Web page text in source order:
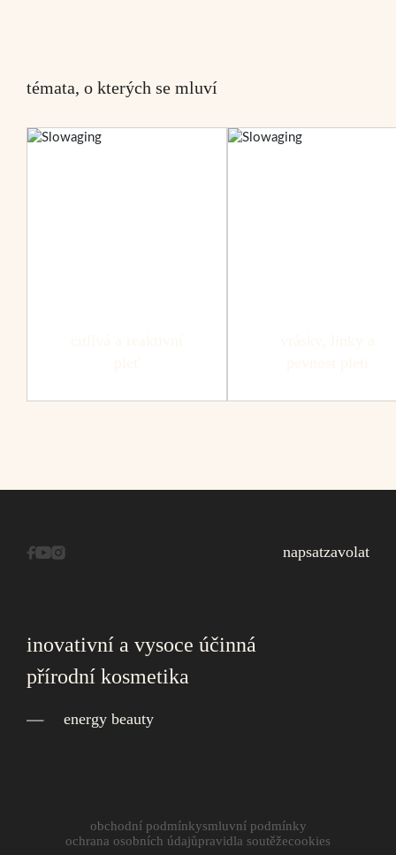
témata, o kterých se mluví
napsatzavolat
inovativní a vysoce účinná
přírodní kosmetika
energy beauty
obchodní podmínkysmluvní podmínky
ochrana osobních údajůpravidla soutěžecookies